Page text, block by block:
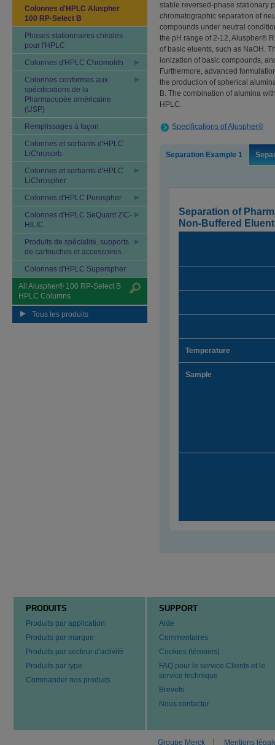
Colonnes d'HPLC Aluspher
100 RP-Select B
Phases stationnaires chirales
pour l'HPLC
Colonnes d'HPLC Chromolith
Colonnes conformes aux
spécifications de la
Pharmacopée américaine
(USP)
Remplissages à façon
Colonnes et sorbants d'HPLC
LiChrosorb
Colonnes et sorbants d'HPLC
LiChrospher
Colonnes d'HPLC Purospher
Colonnes d'HPLC SeQuant ZIC-
HILIC
Produits de spécialité, supports
de cartouches et accessoires
Colonnes d'HPLC Superspher
All Aluspher® 100 RP-Select B
HPLC Columns
Tous les produits
stable reversed-phase stationary
chromatographic separation of
compounds under neutral
the pH range of 2-12, Aluspher®
of basic eluents, such as NaOH.
ionization of basic compounds,
Furthermore, advanced
the production of spherical
B. The combination of alumina
HPLC.
Specifications of Aluspher®
Separation Example 1
Separation of
Non-Buffered Eluent
Temperature
Sample
PRODUITS
Produits par application
Produits par marque
Produits par secteur d'activité
Produits par type
Commander nos produits
SUPPORT
Aide
Commentaires
Cookies (témoins)
FAQ pour le service Clients et le
service technique
Brevets
Nous contacter
Groupe Merck Mentions